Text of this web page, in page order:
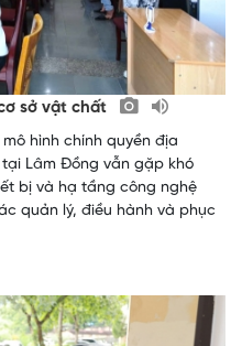
sở vật chất
hình chính quyền địa
Lâm Đồng vẫn gặp khó
bị và hạ tầng công nghệ
quản lý, điều hành và phục